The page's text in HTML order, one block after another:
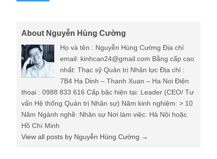
About Nguyễn Hùng Cường
Họ và tên : Nguyễn Hùng Cường Địa chỉ
email: kinhcan24@gmail.com Bằng cấp cao
nhất: Thạc sỹ Quản trị Nhân lực Địa chỉ :
7B4 Ha Dinh – Thanh Xuan – Ha Noi Điện
thoại : 0988 833 616 Cấp bậc hiện tại: Leader (CEO/ Tư
vấn Hệ thống Quản trị Nhân sự) Năm kinh nghiệm: > 10
Năm Ngành nghề: Nhân sự Nơi làm việc: Hà Nội hoặc
Hồ Chí Minh
View all posts by Nguyễn Hùng Cường →